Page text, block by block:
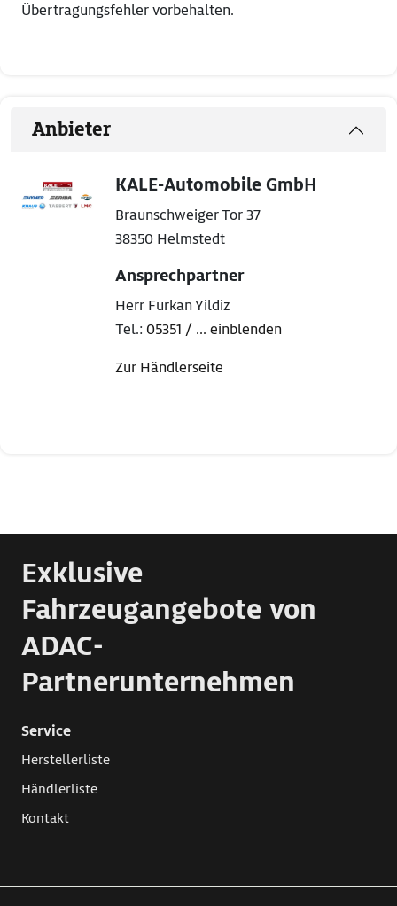
Übertragungsfehler vorbehalten.
Anbieter
KALE-Automobile GmbH
Braunschweiger Tor 37
38350 Helmstedt
Ansprechpartner
Herr Furkan Yildiz
Tel.: 05351 / ... einblenden
Zur Händlerseite
Exklusive
Fahrzeugangebote von
ADAC-
Partnerunternehmen
Service
Herstellerliste
Händlerliste
Kontakt